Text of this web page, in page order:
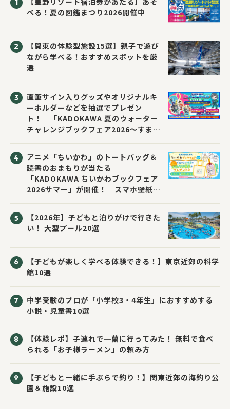
べる！夏の図鑑まつり2026開催中
【関東の体験型施設15選】親子で遊び
ながら学べる！おすすめスポットを厳
選
直筆サイン入りグッズやオリジナルキ
ーホルダーなどを抽選でプレゼン
ト！ 「KADOKAWA 夏のウォーター
チャレンジブックフェア2026～すまな
アニメ「ちいかわ」のトートバッグ＆
読書のおまもりが当たる
「KADOKAWA ちいかわブックフェア
2026サマー」が開催！ スマホ壁紙は
【2026年】子どもと泊りがけで行きた
い！ 大型プール20選
【子どもが楽しく学べる体験できる！】東京近郊の科学
館10選
中学受験のプロが「小学校3・4年生」におすすめする
小説・児童書10選
【体験レポ】子連れで一蘭に行ってみた！ 無料で食べ
られる「お子様ラーメン」の頼み方
【子どもと一緒に手ぶらで釣り！】関東近郊の海釣り公
園＆施設10選